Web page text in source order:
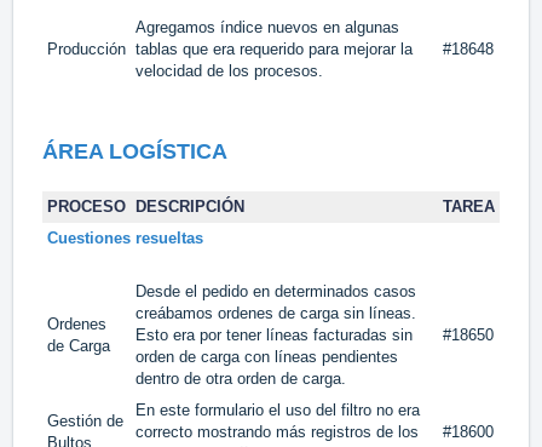
Producción
Agregamos índice nuevos en algunas
tablas que era requerido para mejorar la
velocidad de los procesos.
#18648
ÁREA LOGÍSTICA
PROCESO DESCRIPCIÓN
TAREA
Cuestiones resueltas
Ordenes
de Carga
Desde el pedido en determinados casos
creábamos ordenes de carga sin líneas.
Esto era por tener líneas facturadas sin
orden de carga con líneas pendientes
dentro de otra orden de carga.
#18650
Gestión de
Bultos
En este formulario el uso del filtro no era
correcto mostrando más registros de los
#18600